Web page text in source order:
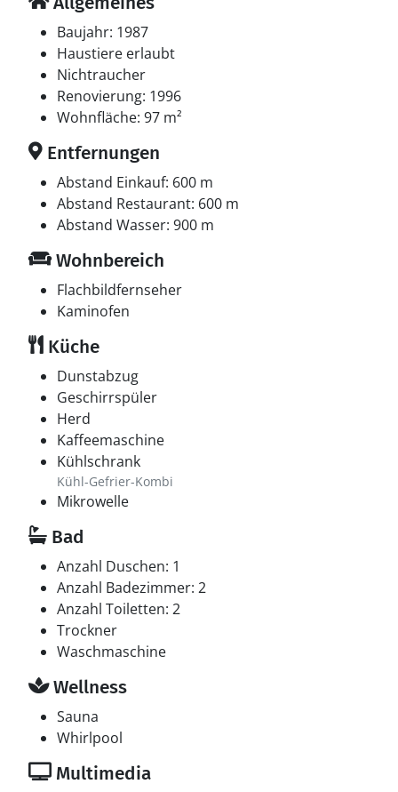
Baujahr: 1987
Haustiere erlaubt
Nichtraucher
Renovierung: 1996
Wohnfläche: 97 m²
Entfernungen
Abstand Einkauf: 600 m
Abstand Restaurant: 600 m
Abstand Wasser: 900 m
Wohnbereich
Flachbildfernseher
Kaminofen
Küche
Dunstabzug
Geschirrspüler
Herd
Kaffeemaschine
Kühlschrank
Kühl-Gefrier-Kombi
Mikrowelle
Bad
Anzahl Duschen: 1
Anzahl Badezimmer: 2
Anzahl Toiletten: 2
Trockner
Waschmaschine
Wellness
Sauna
Whirlpool
Multimedia